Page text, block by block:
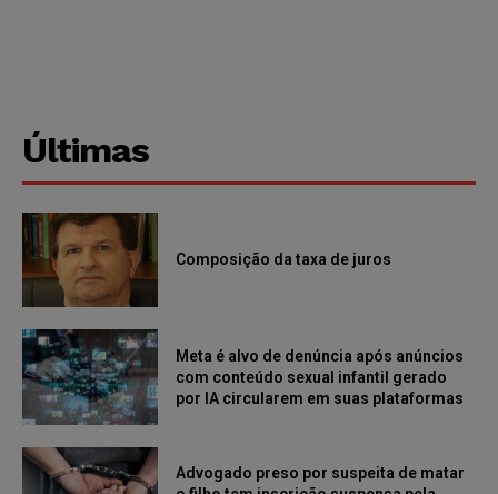
Últimas
Composição da taxa de juros
Meta é alvo de denúncia após anúncios
com conteúdo sexual infantil gerado
por IA circularem em suas plataformas
Advogado preso por suspeita de matar